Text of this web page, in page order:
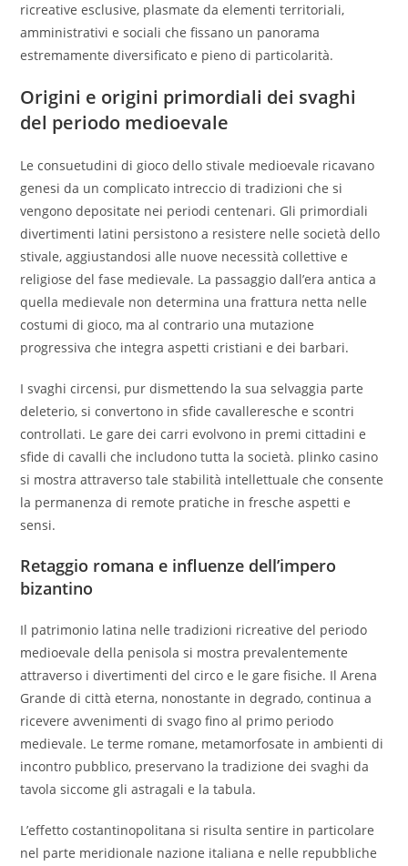
ricreative esclusive, plasmate da elementi territoriali,
amministrativi e sociali che fissano un panorama
estremamente diversificato e pieno di particolarità.
Origini e origini primordiali dei svaghi
del periodo medioevale
Le consuetudini di gioco dello stivale medioevale ricavano
genesi da un complicato intreccio di tradizioni che si
vengono depositate nei periodi centenari. Gli primordiali
divertimenti latini persistono a resistere nelle società dello
stivale, aggiustandosi alle nuove necessità collettive e
religiose del fase medievale. La passaggio dall’era antica a
quella medievale non determina una frattura netta nelle
costumi di gioco, ma al contrario una mutazione
progressiva che integra aspetti cristiani e dei barbari.
I svaghi circensi, pur dismettendo la sua selvaggia parte
deleterio, si convertono in sfide cavalleresche e scontri
controllati. Le gare dei carri evolvono in premi cittadini e
sfide di cavalli che includono tutta la società. plinko casino
si mostra attraverso tale stabilità intellettuale che consente
la permanenza di remote pratiche in fresche aspetti e
sensi.
Retaggio romana e influenze dell’impero
bizantino
Il patrimonio latina nelle tradizioni ricreative del periodo
medioevale della penisola si mostra prevalentemente
attraverso i divertimenti del circo e le gare fisiche. Il Arena
Grande di città eterna, nonostante in degrado, continua a
ricevere avvenimenti di svago fino al primo periodo
medievale. Le terme romane, metamorfosate in ambienti di
incontro pubblico, preservano la tradizione dei svaghi da
tavola siccome gli astragali e la tabula.
L’effetto costantinopolitana si risulta sentire in particolare
nel parte meridionale nazione italiana e nelle repubbliche